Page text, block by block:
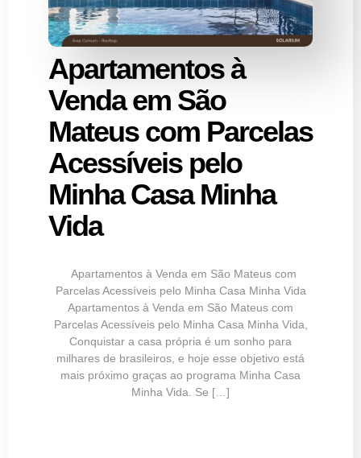
Apartamentos à
Venda em São
Mateus com Parcelas
Acessíveis pelo
Minha Casa Minha
Vida
Apartamentos à Venda em São Mateus com
Parcelas Acessíveis pelo Minha Casa Minha Vida
Apartamentos à Venda em São Mateus com
Parcelas Acessíveis pelo Minha Casa Minha Vida,
Conquistar a casa própria é um sonho para
milhares de brasileiros, e hoje esse objetivo está
mais próximo graças ao programa Minha Casa
Minha Vida. Se […]